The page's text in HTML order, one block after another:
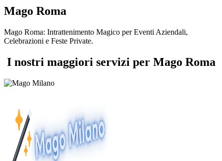
Mago Roma
Mago Roma: Intrattenimento Magico per Eventi Aziendali,
Celebrazioni e Feste Private.
I nostri maggiori servizi per Mago Roma